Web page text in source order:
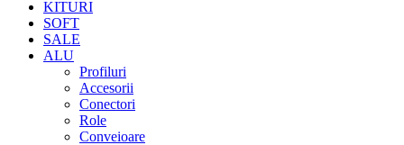
KITURI
SOFT
SALE
ALU
Profiluri
Accesorii
Conectori
Role
Conveioare